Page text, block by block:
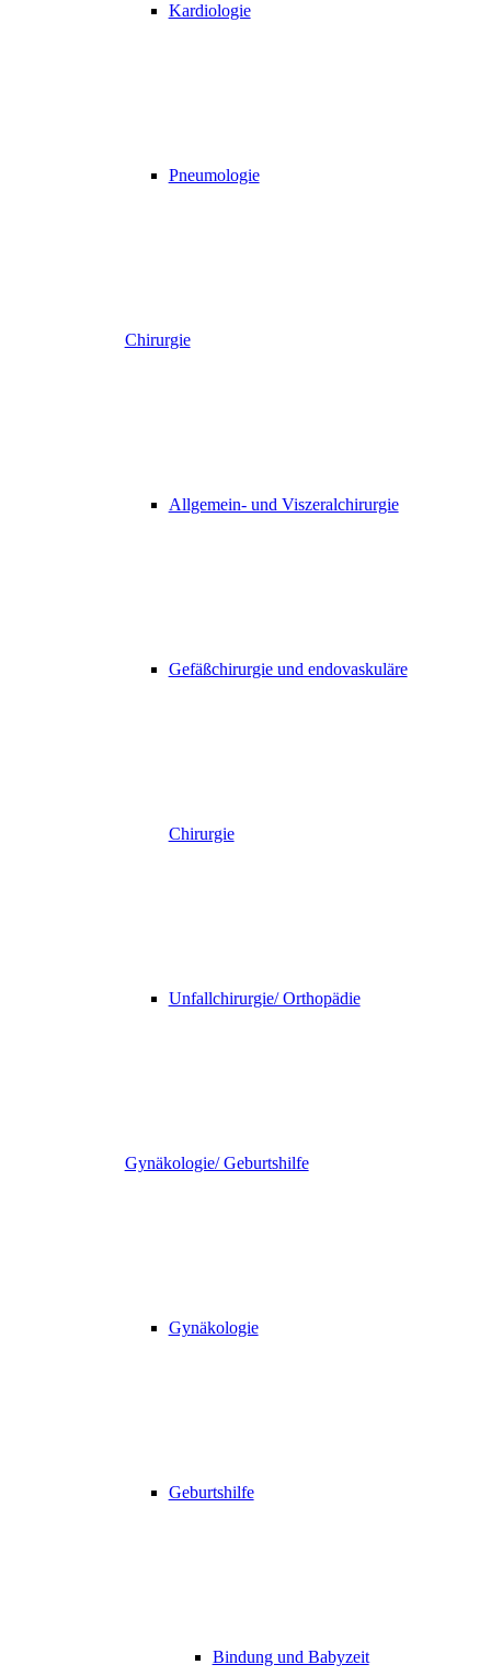
Kardiologie
Pneumologie
Chirurgie
Allgemein- und Viszeralchirurgie
Gefäßchirurgie und endovaskuläre
Chirurgie
Unfallchirurgie/ Orthopädie
Gynäkologie/ Geburtshilfe
Gynäkologie
Geburtshilfe
Bindung und Babyzeit